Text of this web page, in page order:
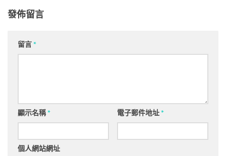
發佈留言
留言*
顯示名稱* 電子郵件地址*
個人網站網址